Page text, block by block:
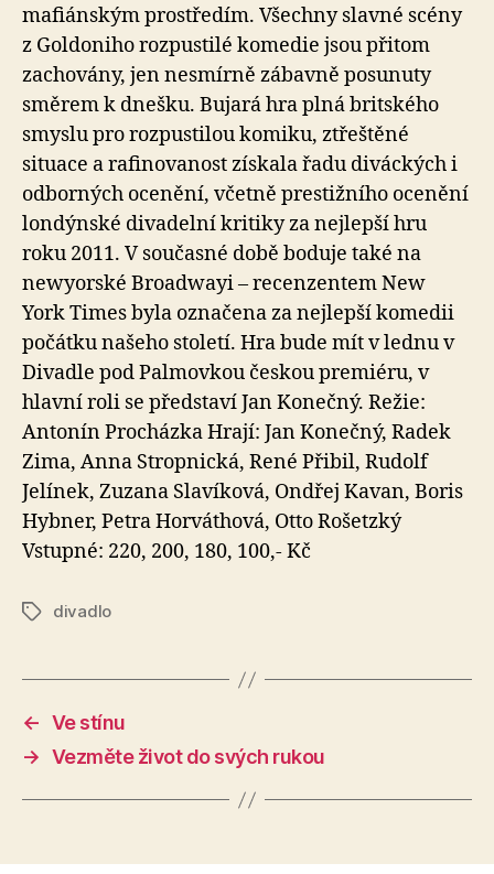
mafiánským prostředím. Všechny slavné scény
z Goldoniho rozpustilé komedie jsou přitom
zachovány, jen nesmírně zábavně posunuty
směrem k dnešku. Bujará hra plná britského
smyslu pro rozpustilou komiku, ztřeštěné
situace a rafinovanost získala řadu diváckých i
odborných ocenění, včetně prestižního ocenění
londýnské divadelní kritiky za nejlepší hru
roku 2011. V současné době boduje také na
newyorské Broadwayi – recenzentem New
York Times byla označena za nejlepší komedii
počátku našeho století. Hra bude mít v lednu v
Divadle pod Palmovkou českou premiéru, v
hlavní roli se představí Jan Konečný. Režie:
Antonín Procházka Hrají: Jan Konečný, Radek
Zima, Anna Stropnická, René Přibil, Rudolf
Jelínek, Zuzana Slavíková, Ondřej Kavan, Boris
Hybner, Petra Horváthová, Otto Rošetzký
Vstupné: 220, 200, 180, 100,- Kč
Štítkydivadlo
← Ve stínu
→ Vezměte život do svých rukou